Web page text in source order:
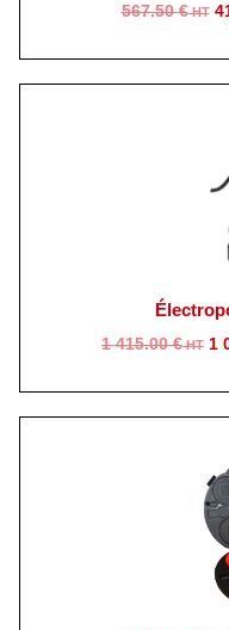
567.50€
1 415.00€
Le
1